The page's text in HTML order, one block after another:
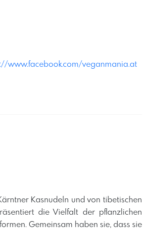
www.facebook.com/veganmania.at
Kasnudeln und von tibetischen
die Vielfalt der pflanzlichen
Gemeinsam haben sie, dass sie